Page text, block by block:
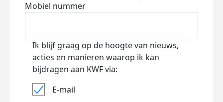
Mobiel nummer
Ik blijf graag op de hoogte van nieuws,
acties en manieren waarop ik kan
bijdragen aan KWF via:
E-mail